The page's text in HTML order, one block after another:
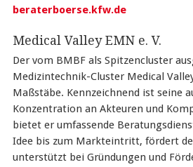
beraterboerse.kfw.de
Medical Valley EMN e. V.
Der vom BMBF als Spitzencluster
Medizintechnik-Cluster Medical
Maßstäbe. Kennzeichnend ist seine
Konzentration an Akteuren und
bietet er umfassende
Idee bis zum Markteintritt, fördert
unterstützt bei Gründungen und